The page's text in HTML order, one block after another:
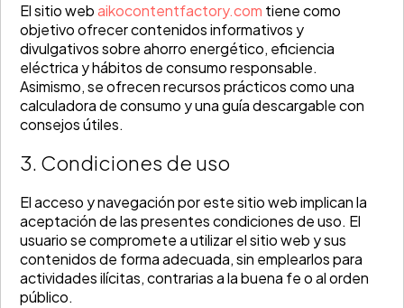
El sitio webaikocontentfactory.com tiene como
objetivo ofrecer contenidos informativos y
divulgativos sobre ahorro energético, eficiencia
eléctrica y hábitos de consumo responsable.
Asimismo, se ofrecen recursos prácticos como una
calculadora de consumo y una guía descargable con
consejos útiles.
3. Condiciones de uso
El acceso y navegación por este sitio web implican la
aceptación de las presentes condiciones de uso. El
usuario se compromete a utilizar el sitio web y sus
contenidos de forma adecuada, sin emplearlos para
actividades ilícitas, contrarias a la buena fe o al orden
público.